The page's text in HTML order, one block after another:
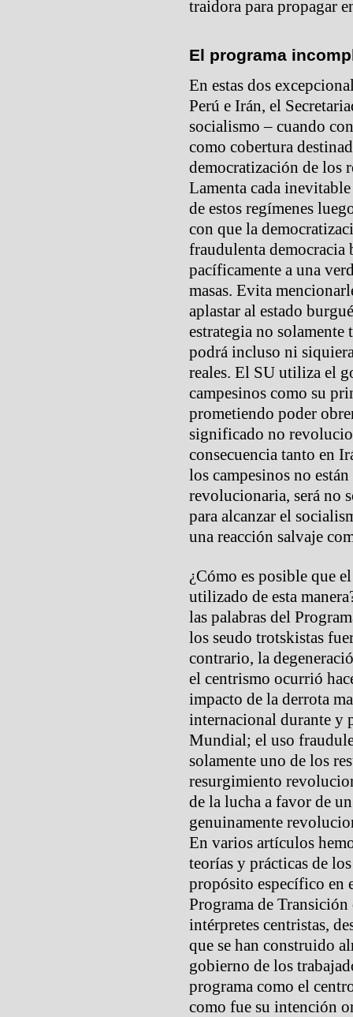
traidora para propagar
El programa
En estas dos
Perú e Irán, el
socialismo – cuando
como cobertura
democratización de los
Lamenta cada
de estos regímenes
con que la
fraudulenta democracia
pacíficamente a una
masas. Evita
aplastar al estado
estrategia no
podrá incluso ni
reales. El SU utiliza el
campesinos como su
prometiendo poder
significado no
consecuencia tanto en
los campesinos no
revolucionaria, será no
para alcanzar el
una reacción salvaje
¿Cómo es posible que
utilizado de esta
las palabras del
los seudo trotskistas
contrario, la
el centrismo ocurrió
impacto de la derrota
internacional durante y
Mundial; el uso
solamente uno de los
resurgimiento
de la lucha a favor de
genuinamente
En varios artículos
teorías y prácticas de
propósito específico en
Programa de
intérpretes centristas,
que se han construido
gobierno de los
programa como el
como fue su intención